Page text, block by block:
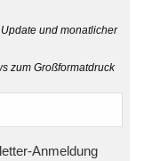
und monatlicher
zum Großformatdruck
Anmeldung